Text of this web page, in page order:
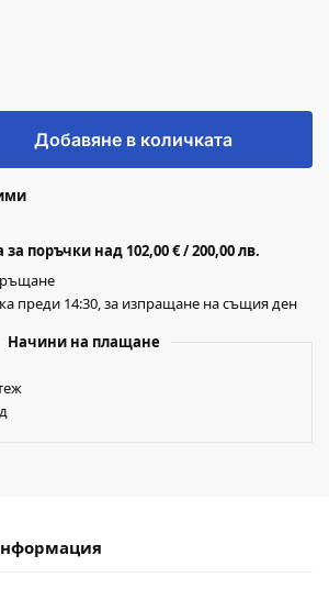
Добавяне в количката
поръчки над 102,00 € / 200,00 лв.
преди 14:30, за изпращане на същия ден
Начини на плащане